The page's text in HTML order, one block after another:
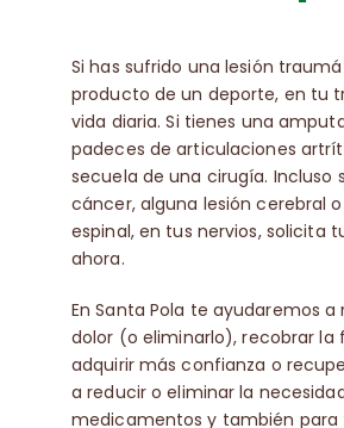
Si has sufrido una lesión
producto de un deporte, en tu
vida diaria. Si tienes una
padeces de articulaciones
secuela de una cirugía. Incluso
cáncer, alguna lesión cerebral
espinal, en tus nervios, solicita
ahora.
En Santa Pola te ayudaremos a
dolor (o eliminarlo), recobrar la
adquirir más confianza o
a reducir o eliminar la
medicamentos y también para